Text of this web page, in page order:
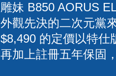
雕妹 B850 AORUS
外觀先決的二次元黨
$8,490 的定價以特仕
再加上註冊五年保固